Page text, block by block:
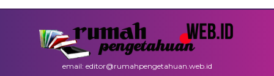
email: editor@rumahpengetahuan.web.id